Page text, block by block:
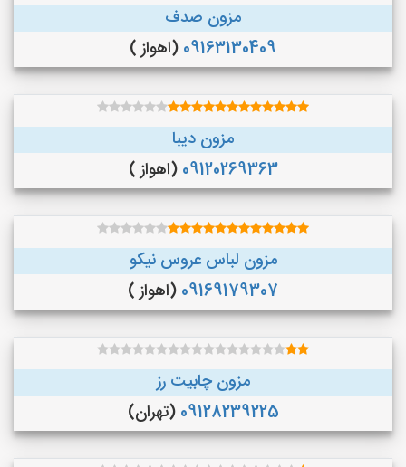
مزون صدف
09163130409 (اهواز )
مزون دیبا
09120269363 (اهواز )
مزون لباس عروس نیکو
09169179307 (اهواز )
مزون چابیت رز
09128239225 (تهران)